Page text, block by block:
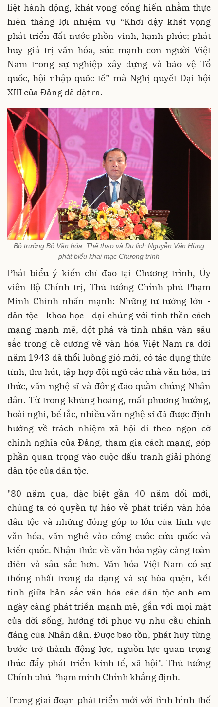
liệt hành động, khát vọng cống hiến nhằm thực
hiện thắng lợi nhiệm vụ “Khơi dậy khát vọng
phát triển đất nước phồn vinh, hạnh phúc; phát
huy giá trị văn hóa, sức mạnh con người Việt
Nam trong sự nghiệp xây dựng và bảo vệ Tổ
quốc, hội nhập quốc tế” mà Nghị quyết Đại hội
XIII của Đảng đã đặt ra.
Bộ trưởng Bộ Văn hóa, Thể thao và Du lịch Nguyễn Văn Hùng
phát biểu khai mạc Chương trình
Phát biểu ý kiến chỉ đạo tại Chương trình, Ủy
viên Bộ Chính trị, Thủ tướng Chính phủ Phạm
Minh Chính nhấn mạnh: Những tư tưởng lớn -
dân tộc - khoa học - đại chúng với tinh thần cách
mạng mạnh mẽ, đột phá và tính nhân văn sâu
sắc trong đề cương về văn hóa Việt Nam ra đời
năm 1943 đã thổi luồng gió mới, có tác dụng thức
tỉnh, thu hút, tập hợp đội ngũ các nhà văn hóa, tri
thức, văn nghệ sĩ và đông đảo quần chúng Nhân
dân. Từ trong khủng hoảng, mất phương hướng,
hoài nghi, bế tắc, nhiều văn nghệ sĩ đã được định
hướng về trách nhiệm xã hội đi theo ngọn cờ
chính nghĩa của Đảng, tham gia cách mạng, góp
phần quan trọng vào cuộc đấu tranh giải phóng
dân tộc của dân tộc.
"80 năm qua, đặc biệt gần 40 năm đổi mới,
chúng ta có quyền tự hào về phát triển văn hóa
dân tộc và những đóng góp to lớn của lĩnh vực
văn hóa, văn nghệ vào công cuộc cứu quốc và
kiến quốc. Nhận thức về văn hóa ngày càng toàn
diện và sâu sắc hơn. Văn hóa Việt Nam có sự
thống nhất trong đa dạng và sự hòa quện, kết
tinh giữa bản sắc văn hóa các dân tộc anh em
ngày càng phát triển mạnh mẽ, gắn với mọi mặt
của đời sống, hướng tới phục vụ nhu cầu chính
đáng của Nhân dân. Được bảo tồn, phát huy từng
bước trở thành động lực, nguồn lực quan trọng
thúc đẩy phát triển kinh tế, xã hội". Thủ tướng
Chính phủ Phạm minh Chính khẳng định.
Trong giai đoạn phát triển mới với tình hình thế